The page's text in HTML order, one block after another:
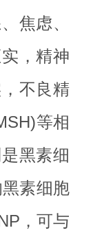
焦虑、
，精神
不良精
等相
黑素细
素细胞
，可与